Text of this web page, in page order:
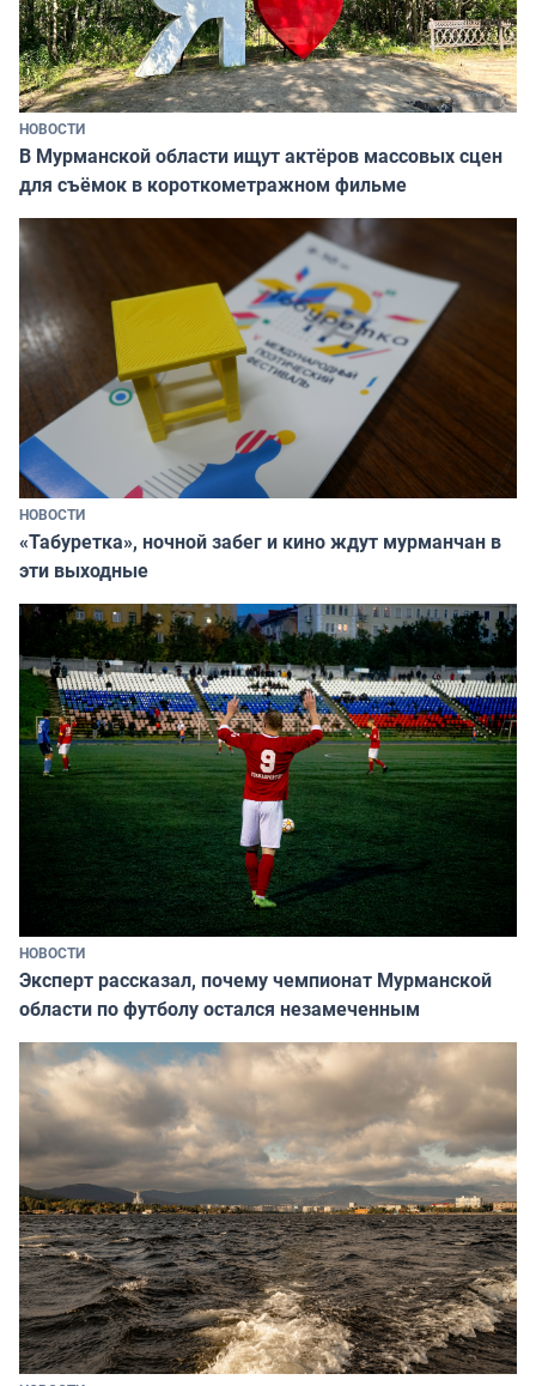
НОВОСТИ
В Мурманской области ищут актёров массовых сцен
для съёмок в короткометражном фильме
НОВОСТИ
«Табуретка», ночной забег и кино ждут мурманчан в
эти выходные
НОВОСТИ
Эксперт рассказал, почему чемпионат Мурманской
области по футболу остался незамеченным